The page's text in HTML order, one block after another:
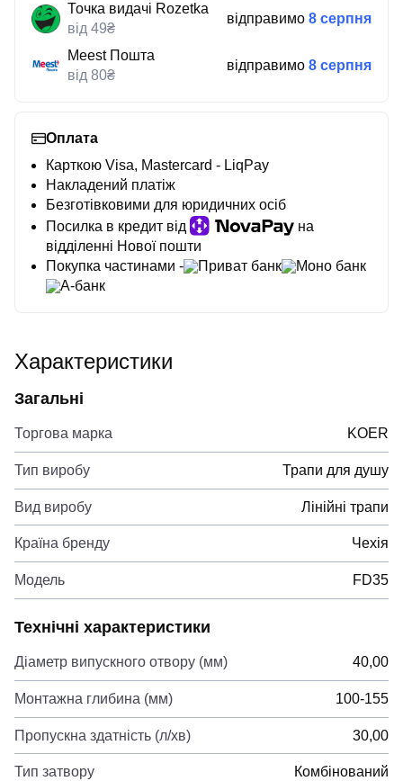
Точка видачі Rozetka
від 49₴
відправимо 8 серпня
Meest Пошта
від 80₴
відправимо 8 серпня
Оплата
Карткою Visa, Mastercard - LiqPay
Накладений платіж
Безготівковими для юридичних осіб
Посилка в кредит від
на
відділенні Нової пошти
Покупка частинами -
Приват банк
Моно банк
А-банк
Характеристики
Загальні
Торгова марка KOER
Тип виробу Трапи для душу
Вид виробу Лінійні трапи
Країна бренду Чехія
Модель FD35
Технічні характеристики
Діаметр випускного отвору (мм) 40,00
Монтажна глибина (мм) 100-155
Пропускна здатність (л/хв) 30,00
Тип затвору Комбінований